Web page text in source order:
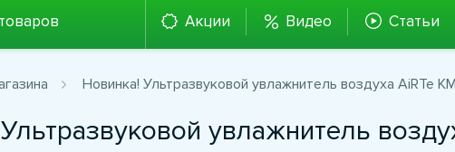
Акции Видео Статьи
Новинка! Ультразвуковой увлажнитель воздуха AiRTe
увлажнитель